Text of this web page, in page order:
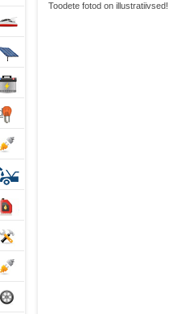
Toodete fotod on illustratiivsed!